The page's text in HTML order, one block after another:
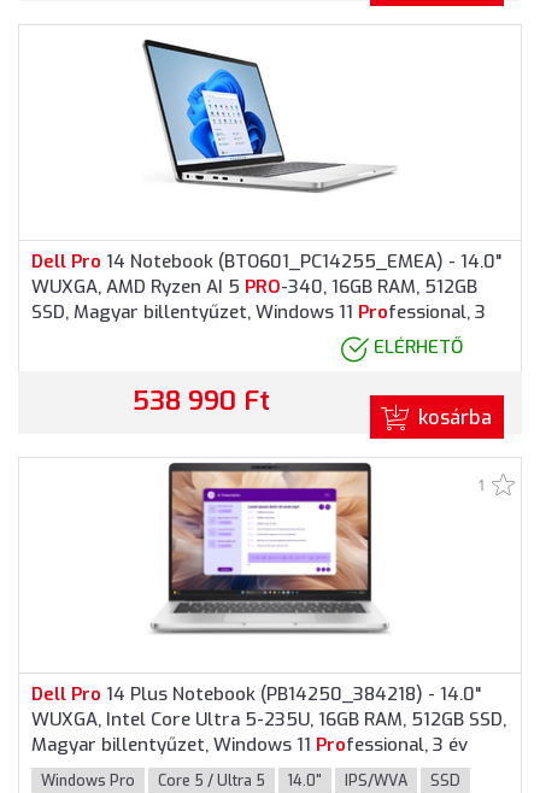
Dell Pro 14 Notebook (BTO601_PC14255_EMEA) - 14.0"
WUXGA, AMD Ryzen AI 5 PRO-340, 16GB RAM, 512GB
SSD, Magyar billentyűzet, Windows 11 Professional, 3
ELÉRHETŐ
538 990 Ft kosárba
1
Dell Pro 14 Plus Notebook (PB14250_384218) - 14.0"
WUXGA, Intel Core Ultra 5-235U, 16GB RAM, 512GB SSD,
Magyar billentyűzet, Windows 11 Professional, 3 év
garancia, Alumínium színben
Windows Pro Core 5 / Ultra 5 14.0" IPS/WVA
SSD